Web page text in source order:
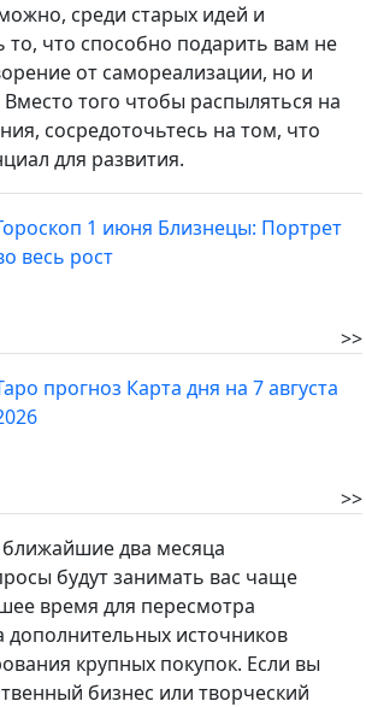
среди старых идей и
то, что способно подарить вам не
от самореализации, но и
того чтобы распыляться на
сосредоточьтесь на том, что
для развития.
1 июня Близнецы: Портрет
весь рост
>>
прогноз Карта дня на 7 августа
>>
ближайшие два месяца
будут занимать вас чаще
время для пересмотра
дополнительных источников
крупных покупок. Если вы
бизнес или творческий